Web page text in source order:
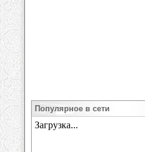
Популярное в сети